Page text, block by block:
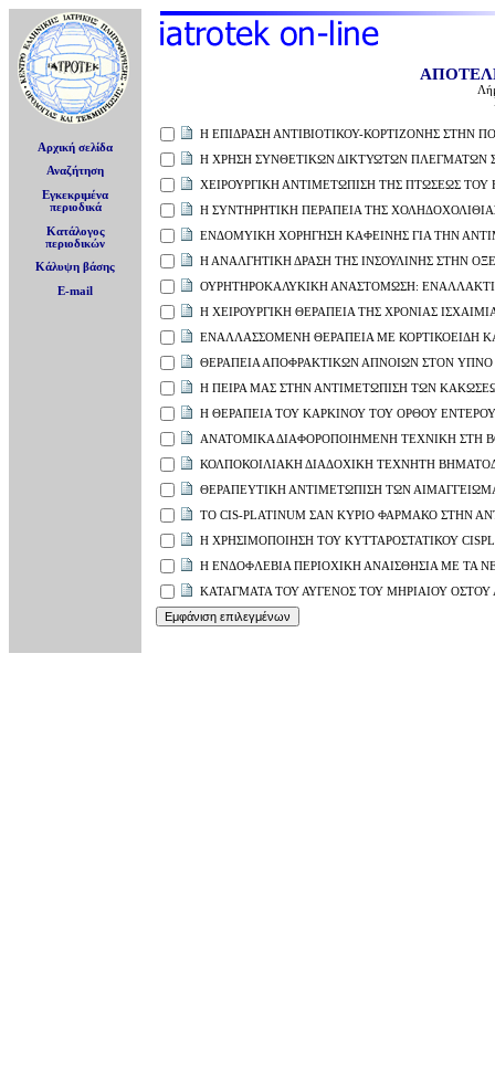
Αρχική σελίδα
Αναζήτηση
Εγκεκριμένα
περιοδικά
Κατάλογος
περιοδικών
Κάλυψη βάσης
E-mail
Η ΕΠΙΔΡΑΣΗ ΑΝΤΙΒΙΟΤΙΚΟΥ-ΚΟΡΤΙΖΟΝΗΣ ΣΤΗΝ
Η ΧΡΗΣΗ ΣΥΝΘΕΤΙΚΩΝ ΔΙΚΤΥΩΤΩΝ ΠΛΕΓΜΑΤΩΝ
ΧΕΙΡΟΥΡΓΙΚΗ ΑΝΤΙΜΕΤΩΠΙΣΗ ΤΗΣ ΠΤΩΣΕΩΣ ΤΟΥ
Η ΣΥΝΤΗΡΗΤΙΚΗ ΠΕΡΑΠΕΙΑ ΤΗΣ
ΕΝΔΟΜΥΙΚΗ ΧΟΡΗΓΗΣΗ ΚΑΦΕΙΝΗΣ ΓΙΑ ΤΗΝ
Η ΑΝΑΛΓΗΤΙΚΗ ΔΡΑΣΗ ΤΗΣ ΙΝΣΟΥΛΙΝΗΣ ΣΤΗΝ
ΟΥΡΗΤΗΡΟΚΑΛΥΚΙΚΗ ΑΝΑΣΤΟΜΩΣΗ:
Η ΧΕΙΡΟΥΡΓΙΚΗ ΘΕΡΑΠΕΙΑ ΤΗΣ ΧΡΟΝΙΑΣ
ΕΝΑΛΛΑΣΣΟΜΕΝΗ ΘΕΡΑΠΕΙΑ ΜΕ ΚΟΡΤΙΚΟΕΙΔΗ
ΘΕΡΑΠΕΙΑ ΑΠΟΦΡΑΚΤΙΚΩΝ ΑΠΝΟΙΩΝ ΣΤΟΝ
Η ΠΕΙΡΑ ΜΑΣ ΣΤΗΝ ΑΝΤΙΜΕΤΩΠΙΣΗ ΤΩΝ
Η ΘΕΡΑΠΕΙΑ ΤΟΥ ΚΑΡΚΙΝΟΥ ΤΟΥ ΟΡΘΟΥ
ΑΝΑΤΟΜΙΚΑ ΔΙΑΦΟΡΟΠΟΙΗΜΕΝΗ ΤΕΧΝΙΚΗ ΣΤΗ
ΚΟΛΠΟΚΟΙΛΙΑΚΗ ΔΙΑΔΟΧΙΚΗ ΤΕΧΝΗΤΗ
ΘΕΡΑΠΕΥΤΙΚΗ ΑΝΤΙΜΕΤΩΠΙΣΗ ΤΩΝ
ΤΟ CIS-PLATINUM ΣΑΝ ΚΥΡΙΟ ΦΑΡΜΑΚΟ ΣΤΗΝ
Η ΧΡΗΣΙΜΟΠΟΙΗΣΗ ΤΟΥ ΚΥΤΤΑΡΟΣΤΑΤΙΚΟΥ
Η ΕΝΔΟΦΛΕΒΙΑ ΠΕΡΙΟΧΙΚΗ ΑΝΑΙΣΘΗΣΙΑ ΜΕ ΤΑ
ΚΑΤΑΓΜΑΤΑ ΤΟΥ ΑΥΓΕΝΟΣ ΤΟΥ ΜΗΡΙΑΙΟΥ